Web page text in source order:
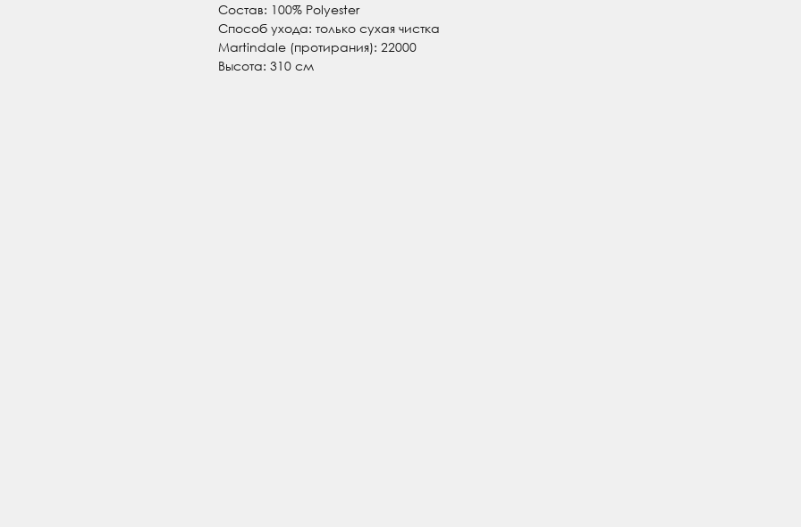
Состав: 100% Polyester
Способ ухода: только сухая чистка
Martindale (протирания): 22000
Высота: 310 см